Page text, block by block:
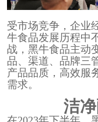
受市场竞争，企业
牛食品发展历程中
战，黑牛食品主动
品、渠道、品牌三
产品品质，高效服
需求。
洁